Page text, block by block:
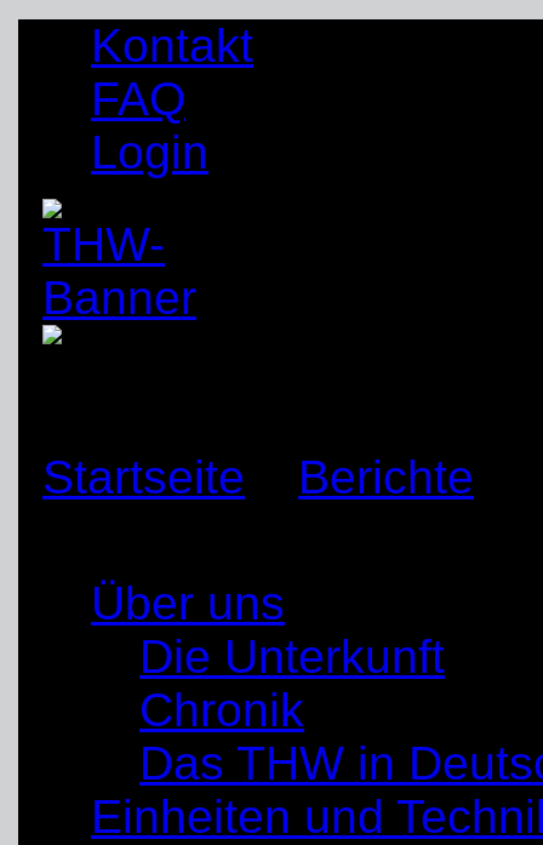
Kontakt
FAQ
Login
Startseite Berichte
Über uns
Die Unterkunft
Chronik
Das THW in
Einheiten und